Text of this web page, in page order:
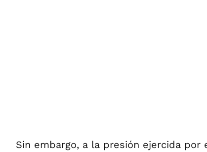
Sin embargo, a la presión ejercida por